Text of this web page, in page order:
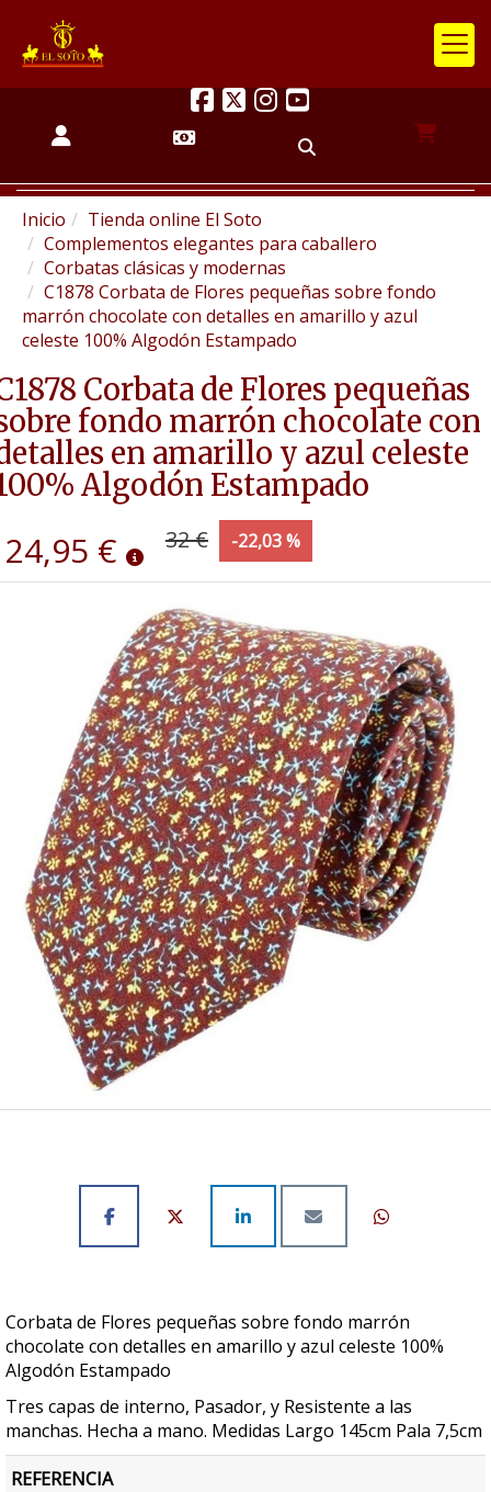
Inicio
Tienda online El Soto
Complementos elegantes para caballero
Corbatas clásicas y modernas
C1878 Corbata de Flores pequeñas sobre fondo
marrón chocolate con detalles en amarillo y azul
celeste 100% Algodón Estampado
Corbata de Flores pequeñas
fondo marrón chocolate con
en amarillo y azul celeste
Algodón Estampado
24,95 € 32 € -22,03 %
Corbata de Flores pequeñas sobre fondo marrón
chocolate con detalles en amarillo y azul celeste 100%
Algodón Estampado
Tres capas de interno, Pasador, y Resistente a las
manchas. Hecha a mano. Medidas Largo 145cm Pala 7,5cm
REFERENCIA